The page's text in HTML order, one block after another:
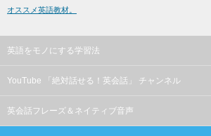
オススメ英語教材。
英語をモノにする学習法
YouTube 「絶対話せる！英会話」 チャンネル
英会話フレーズ＆ネイティブ音声